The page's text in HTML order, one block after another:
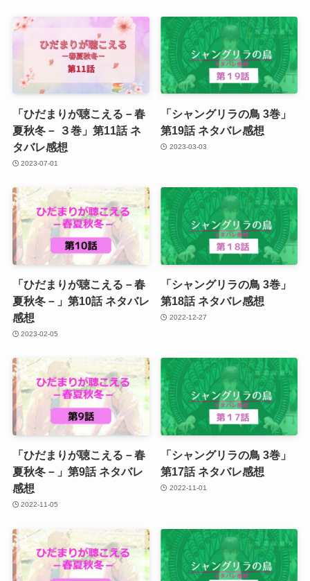
「ひだまりが聴こえる－春
夏秋冬－ ３巻」第11話 ネ
タバレ感想
2023-07-01
「シャングリラの鳥 3巻」
第19話 ネタバレ感想
2023-03-03
「ひだまりが聴こえる－春
夏秋冬－」第10話 ネタバレ
感想
2023-02-05
「シャングリラの鳥 3巻」
第18話 ネタバレ感想
2022-12-27
「ひだまりが聴こえる－春
夏秋冬－」第9話 ネタバレ
感想
2022-11-05
「シャングリラの鳥 3巻」
第17話 ネタバレ感想
2022-11-01